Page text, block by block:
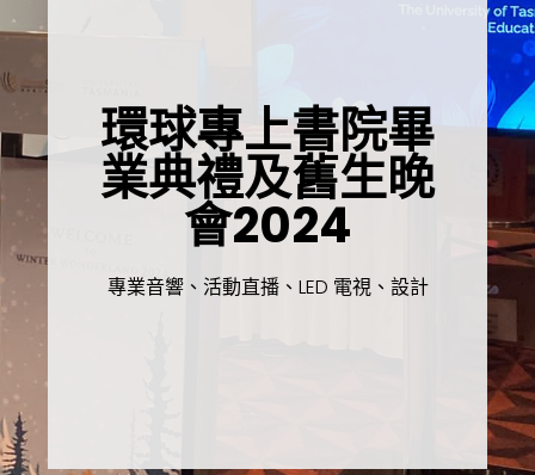
環球專上書院畢
業典禮及舊生晚
會2024
專業音響、活動直播、LED 電視、設計